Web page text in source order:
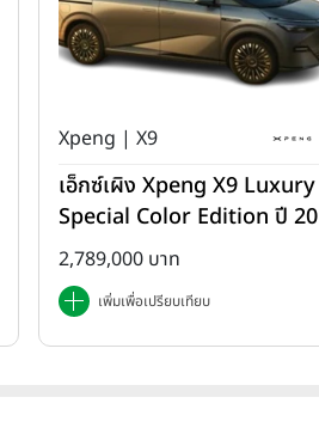
Xpeng | X9
เอ็กซ์เผิง Xpeng X9 Luxury
Special Color Edition ปี 20
25
2,789,000 บาท
เพิ่มเพื่อเปรียบเทียบ